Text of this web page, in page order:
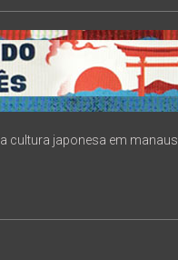
cultura japonesa em manaus.